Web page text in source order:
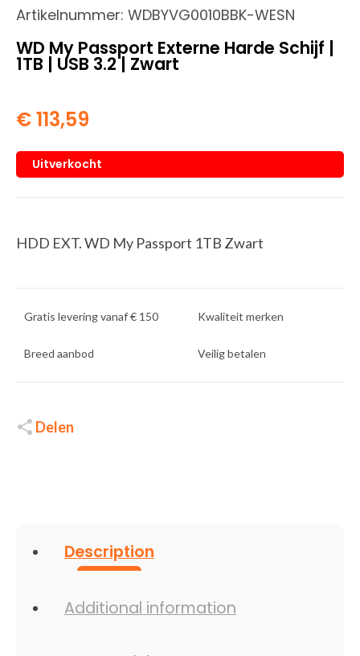
Artikelnummer: WDBYVG0010BBK-WESN
WD My Passport Externe Harde Schijf |
1TB | USB 3.2 | Zwart
€113,59
Uitverkocht
HDD EXT. WD My Passport 1TB Zwart
Gratis levering vanaf € 150 Kwaliteit merken
Breed aanbod Veilig betalen
Delen
Description
Additional information